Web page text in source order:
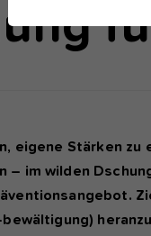
eigene Stärken
– im wilden
funktioniert.
verbessern.
Anbieter